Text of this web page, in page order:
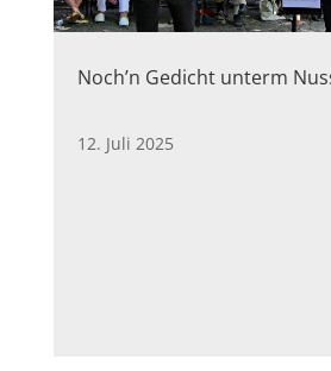
Noch’n Gedicht unterm
12. Juli 2025